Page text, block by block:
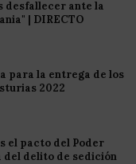
desfallecer ante la
| DIRECTO
para la entrega de los
2022
el pacto del Poder
delito de sedición